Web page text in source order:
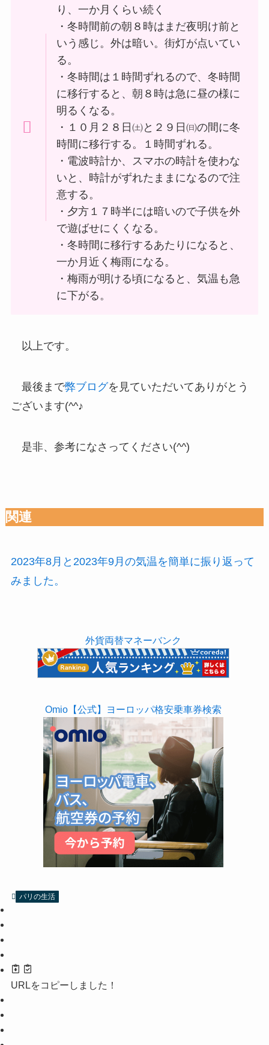
り、一か月くらい続く
・冬時間前の朝８時はまだ夜明け前と
いう感じ。外は暗い。街灯が点いてい
る。
・冬時間は１時間ずれるので、冬時間
に移行すると、朝８時は急に昼の様に
明るくなる。
・１０月２８日㈯と２９日㈰の間に冬
時間に移行する。１時間ずれる。
・電波時計か、スマホの時計を使わな
いと、時計がずれたままになるので注
意する。
・夕方１７時半には暗いので子供を外
で遊ばせにくくなる。
・冬時間に移行するあたりになると、
一か月近く梅雨になる。
・梅雨が明ける頃になると、気温も急
に下がる。
以上です。
最後まで弊ブログを見ていただいてありがとう
ございます(^^♪
是非、参考になさってください(^^)
関連
2023年8月と2023年9月の気温を簡単に振り返って
みました。
外貨両替マネーバンク
Omio【公式】ヨーロッパ格安乗車券検索
パリの生活
URLをコピーしました！